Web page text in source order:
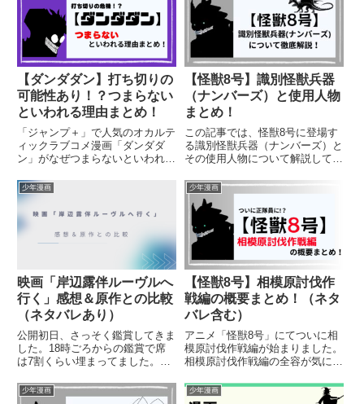
ます。最後までお読みいただけれ
ば、アイラの変身が持つ本当の
意...
ちら！・異世界転生系・主人公最
強系・異世界ファンタジー系・...
【ダンダダン】打ち切りの
可能性あり！？つまらない
といわれる理由まとめ！
「ジャンプ＋」で人気のオカルテ
ィックラブコメ漫画「ダンダダ
ン」がなぜつまらないといわれ打
かを解説！
【怪獣8号】識別怪獣兵器
（ナンバーズ）と使用人物
まとめ！
この記事では、怪獣8号に登場す
る識別怪獣兵器（ナンバーズ）と
その使用人物について解説してい
でご注意ください）
少年漫画
映画「岸辺露伴ルーヴルへ
行く」感想＆原作との比較
（ネタバレあり）
公開初日、さっそく鑑賞してきま
した。18時ごろからの鑑賞で席
は7割くらい埋まってました。若
たので出演されている「なにわ男
子」の長尾謙社さんが目的の方も
少年漫画
【怪獣8号】相模原討伐作
戦編の概要まとめ！（ネタ
バレ含む）
アニメ「怪獣8号」にてついに相
模原討伐作戦編が始まりました。
相模原討伐作戦編の全容が気にな
ろを紹介します！
少年漫画 少年漫画